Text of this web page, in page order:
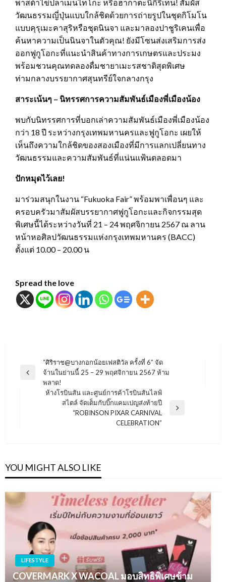
พาสต้าไข่ปลาเมนไทโกะ หรือฮากาตะนิกิริเทน! สัมผัส
วัฒนธรรมญี่ปุ่นแบบใกล้ชิดด้วยการถ่ายรูปในชุดกิโมโน
แบบคุรุเมะคาสุริหรือชุดนินจา และมาลองปาชูริเคนเพื่อ
ค้นหาความเป็นนินจาในตัวคุณ! ยังมีโซนส่งเสริมการส่ง
ออกฟูกูโอกะที่แนะนำสินค้าทางการเกษตรและประมง
พร้อมชวนคุณทดลองดื่มชายาเมะรสชาติสุดพิเศษ
ท่ามกลางบรรยากาศสุนทรีย์ใจกลางกรุง
สาระเน้นๆ – นิทรรศการความสัมพันธ์เมืองพี่เมืองน้อง
พบกับนิทรรศการที่บอกเล่าความสัมพันธ์เมืองพี่เมืองน้อง
กว่า 18 ปี ระหว่างกรุงเทพมหานครและฟูกูโอกะ เผยให้
เห็นถึงความใกล้ชิดของสองเมืองที่มีการแลกเปลี่ยนทาง
วัฒนธรรมและความสัมพันธ์ที่แน่นแฟ้นตลอดมา
ปักหมุดไว้เลย!
มาร่วมสนุกในงาน “Fukuoka Fair” พร้อมพาเพื่อนๆ และ
ครอบครัวมาสัมผัสบรรยากาศฟูกูโอกะและกิจกรรมสุด
พิเศษนี้ได้ระหว่างวันที่ 21 – 24 พฤศจิกายน 2567 ณ ลาน
หน้าหอศิลปวัฒนธรรมแห่งกรุงเทพมหานคร (BACC)
ตั้งแต่ 10.00 – 20.00 น
Spread the love
แนะแนว
เรื่อง
Previous
“ศิริราช@บางกอกน้อยเฟสติวัล ครั้งที่ 6” จัด
จ้านในย่านนี้ 25 – 29 พฤศจิกายน 2567 ห้าม
พลาด!
ห้างโรบินสัน และศูนย์การค้าโรบินสันไลฟ์
สไตล์ จัดเต็มกับบิ๊กแคมเปญส่งท้ายปี
“ROBINSON PIXAR CARNIVAL
CELEBRATION”
YOU MIGHT ALSO LIKE
LIFESTYLE
COVERMARK X WACOAL มอบสิทธิพิเศษข้าม